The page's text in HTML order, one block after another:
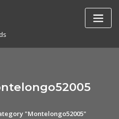
"Montelongo52005"